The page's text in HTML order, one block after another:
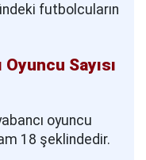
futbolcuların
Sayısı
oyuncu
18 şeklindedir.